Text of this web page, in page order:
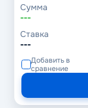
Сумма
---
Ставка
---
Добавить в
сравнение